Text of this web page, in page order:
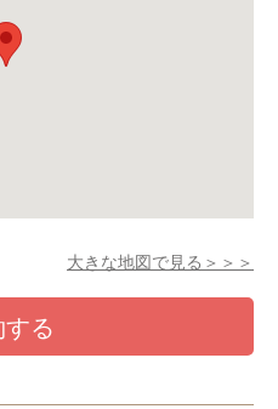
大きな地図で見る＞＞＞
る